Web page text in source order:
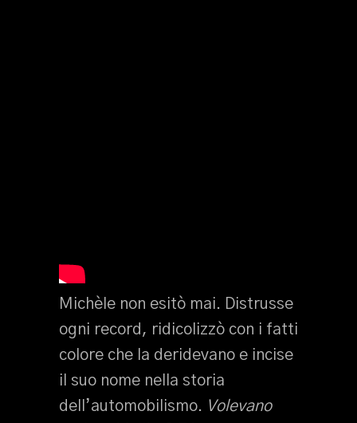
Michèle non esitò mai. Distrusse
ogni record, ridicolizzò con i fatti
colore che la deridevano e incise
il suo nome nella storia
dell’automobilismo. Volevano